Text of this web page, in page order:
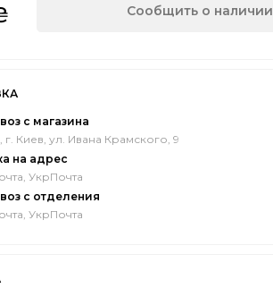
Сообщить о наличии
с магазина
г. Киев, ул. Ивана Крамского, 9
на адрес
УкрПочта
с отделения
УкрПочта